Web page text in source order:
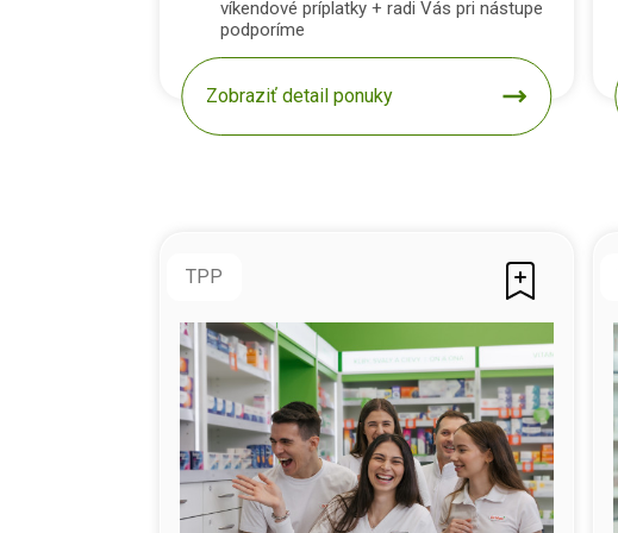
víkendové príplatky + radi Vás pri nástupe
podporíme
Zobraziť detail ponuky
TPP